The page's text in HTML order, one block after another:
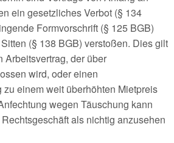
ein gesetzliches Verbot (§ 134
Formvorschrift (§ 125 BGB)
(§ 138 BGB) verstoßen. Dies gilt
Arbeitsvertrag, der über
wird, oder einen
einem weit überhöhten Mietpreis
wegen Täuschung kann
als nichtig anzusehen